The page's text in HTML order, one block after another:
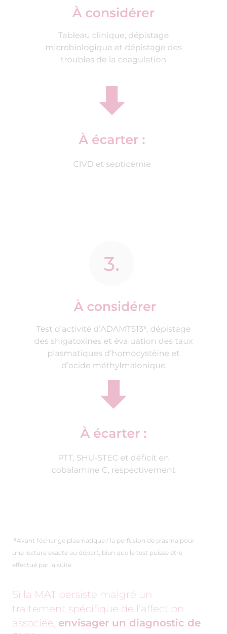
aAvant l'échange plasmatique / la perfusion de plasma pour
une lecture exacte au départ, bien que le test puisse être
effectué par la suite.
Si la MAT persiste malgré un
traitement spécifique de l’affection
associée, envisager un diagnostic de